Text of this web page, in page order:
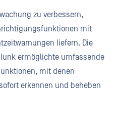
zu verbessern,
mit
liefern. Die
ermöglichte umfassende
mit denen
erkennen und beheben